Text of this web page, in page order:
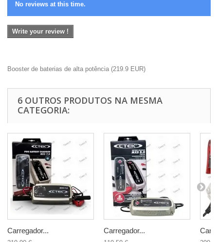
No reviews at this time.
Write your review !
Booster de baterias de alta potência (219.9 EUR)
6 OUTROS PRODUTOS NA MESMA
CATEGORIA:
Carregador... Carregador...